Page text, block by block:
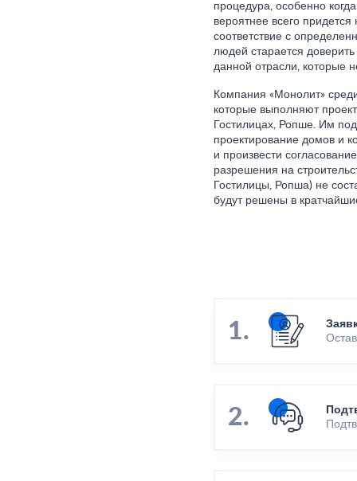
процедура, особенно
вероятнее всего
соответствие с
людей старается
данной отрасли, которые
Компания «Монолит»
которые выполняют
Гостилицах, Ропше. Им
проектирование домов и
и произвести
разрешения на
Гостилицы, Ропша) не
будут решены в